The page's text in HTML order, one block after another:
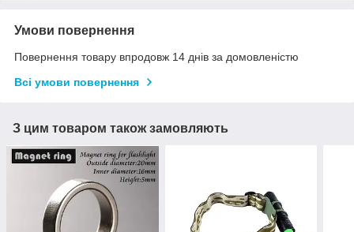
Умови повернення
Повернення товару впродовж 14 днів за домовленістю
Всі умови повернення
З цим товаром також замовляють